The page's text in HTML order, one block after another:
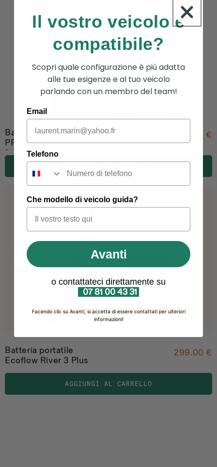
Batteria ECOFLOW Delta
PRO 3 | 4096 Wh
(modello da esposizione)
2,500.00 €
Batteria portatile
Ecoflow River 3 Plus
299.00 €
AGGIUNGI AL CARRELLO
Il vostro veicolo è
compatibile?
Scopri quale configurazione è più adatta
alle tue esigenze e al tuo veicolo
parlando con un membro del team!
Email
Telefono
Che modello di veicolo guida?
Avanti
o contattateci direttamente su
07 81 00 43 31
Facendo clic su Avanti, si accetta di essere contattati per ulteriori
informazioni!